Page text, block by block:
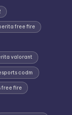
free fire
valorant
codm
free fire